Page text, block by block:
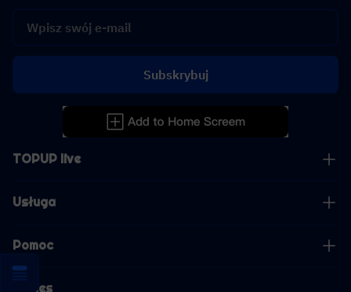
TOPUP live
Usługa
Pomoc
Biznes
Subskrybuj